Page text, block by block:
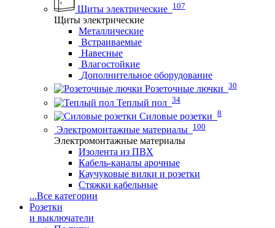
Щиты электрические 107
Щиты электрические
Металлические
Встраиваемые
Навесные
Влагостойкие
Дополнительное оборудование
Розеточные лючки 30
Теплый пол 34
Силовые розетки 8
Электромонтажные материалы 100
Электромонтажные материалы
Изолента из ПВХ
Кабель-каналы арочные
Каучуковые вилки и розетки
Стяжки кабельные
...Все категории
Розетки
и выключатели